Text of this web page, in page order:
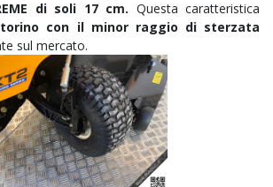
di soli 17 cm. Questa caratteristica
con il minor raggio di sterzata
sul mercato.